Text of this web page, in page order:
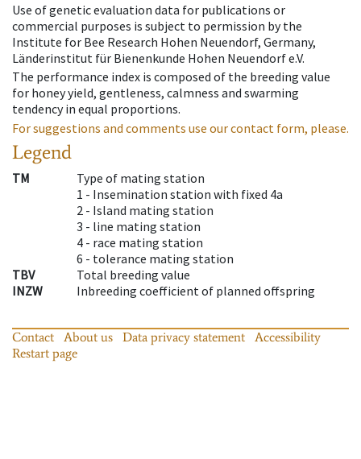
Use of genetic evaluation data for publications or
commercial purposes is subject to permission by the
Institute for Bee Research Hohen Neuendorf, Germany,
Länderinstitut für Bienenkunde Hohen Neuendorf e.V.
The performance index is composed of the breeding value
for honey yield, gentleness, calmness and swarming
tendency in equal proportions.
For suggestions and comments use our contact form, please.
Legend
TM
Type of mating station
1 - Insemination station with fixed 4a
2 - Island mating station
3 - line mating station
4 - race mating station
6 - tolerance mating station
TBV
Total breeding value
INZW
Inbreeding coefficient of planned offspring
Contact About us Data privacy statement
Accessibility
Restart page